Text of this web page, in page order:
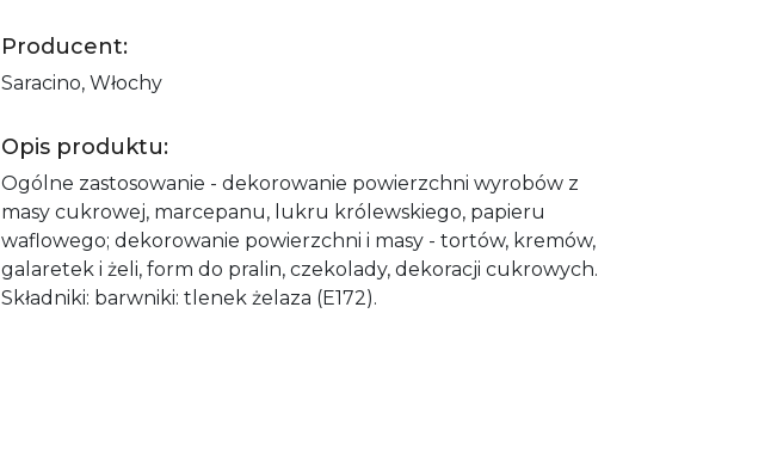
Producent:
Saracino, Włochy
Opis produktu:
Ogólne zastosowanie - dekorowanie powierzchni wyrobów z
masy cukrowej, marcepanu, lukru królewskiego, papieru
waflowego; dekorowanie powierzchni i masy - tortów, kremów,
galaretek i żeli, form do pralin, czekolady, dekoracji cukrowych.
Składniki: barwniki: tlenek żelaza (E172).